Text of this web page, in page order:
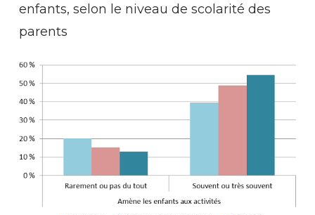
enfants, selon le niveau de scolarité des
parents